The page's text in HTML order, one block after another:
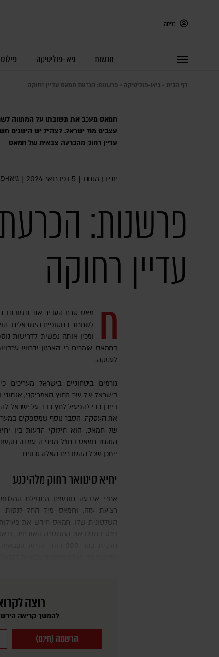
כניסה
חדשות גיאו-פוליטיקה
דף הבית » גיאו-פוליטיקה » פרשנות: הכרעת חמאס עדיין רחוקה
חמאס מעכב את תשובתו על המתווה
עצבים מול ישראל. לצה"ל יש הישגים
עדיין רחוק מהכרעה צבאית של חמאס
יוני בן מנחם | 5 בפברואר 2024 | גיאו-
פרשנות:
עדיין רחוקה
ח
מאס טרם העביר את תשובתו
לשחרור החטופים הישראלים.
ומכין אותה נפשית לדרישות
בחמאס אומרים כי הארגון ידרוש
לעסקה.
גורמים ביטחוניים בישראל מעריכים
בישראל של שר החוץ האמריקני, אנתוני
ביידן כדי להפעיל לחץ כבד על ישראל
את העסקה. הסבר נוסף שמספקים
של חמאס, הוא חילוקי הדעות בין
הנהגת חמאס בחו"ל מפגינה עמדה
ייתכן שכל ההסברים האלה נכונים.
יחיא סינוואר רחוק מלהיכנע
אחרי ארבעה חודשים מתחילת המלחמה, צה"ל דילל את כוחותיו בצפון
רצועת עזה, וחמאס מיד החל לנסות
השלטונית שלו. חמאס חידש את
רוצה
להמשך קריאה
הרשמה (חינם)